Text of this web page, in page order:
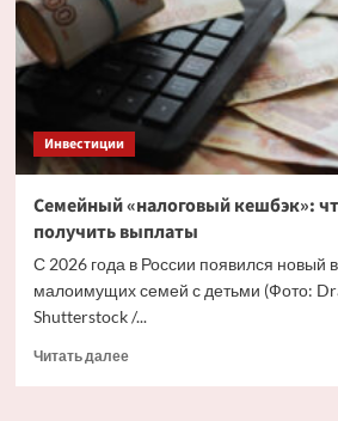
картой
и
телефоном
без
интернета
Инвестиции
Семейный «налоговый кешбэк»:
получить выплаты
С 2026 года в России появился новый
малоимущих семей с детьми (Фото:
Shutterstock /...
Читать далееПрочитать